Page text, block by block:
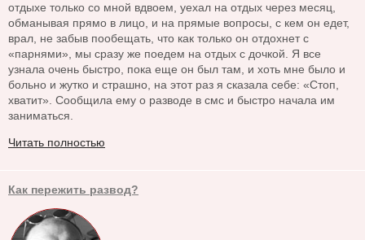
отдыхе только со мной вдвоем, уехал на отдых через месяц,
обманывая прямо в лицо, и на прямые вопросы, с кем он едет,
врал, не забыв пообещать, что как только он отдохнет с
«парнями», мы сразу же поедем на отдых с дочкой. Я все
узнала очень быстро, пока еще он был там, и хоть мне было и
больно и жутко и страшно, на этот раз я сказала себе: «Стоп,
хватит». Сообщила ему о разводе в смс и быстро начала им
заниматься.
Читать полностью
Как пережить развод?